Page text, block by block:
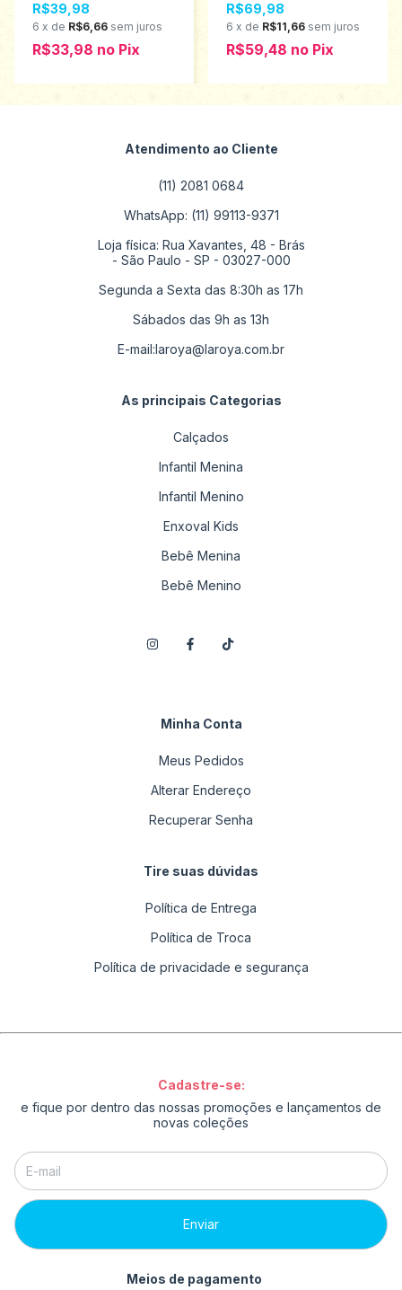
R$39,98
6 x de R$6,66 sem juros
R$33,98 no Pix
Tamanhos P ao G
1000710
R$69,98
6 x de R$11,66 sem juros
R$59,48 no Pix
Atendimento ao Cliente
(11) 2081 0684
WhatsApp: (11) 99113-9371
Loja física: Rua Xavantes, 48 - Brás
- São Paulo - SP - 03027-000
Segunda a Sexta das 8:30h as 17h
Sábados das 9h as 13h
E-mail:laroya@laroya.com.br
As principais Categorias
Calçados
Infantil Menina
Infantil Menino
Enxoval Kids
Bebê Menina
Bebê Menino
Minha Conta
Meus Pedidos
Alterar Endereço
Recuperar Senha
Tire suas dúvidas
Política de Entrega
Política de Troca
Política de privacidade e segurança
Cadastre-se:
e fique por dentro das nossas promoções e lançamentos de
novas coleções
Meios de pagamento